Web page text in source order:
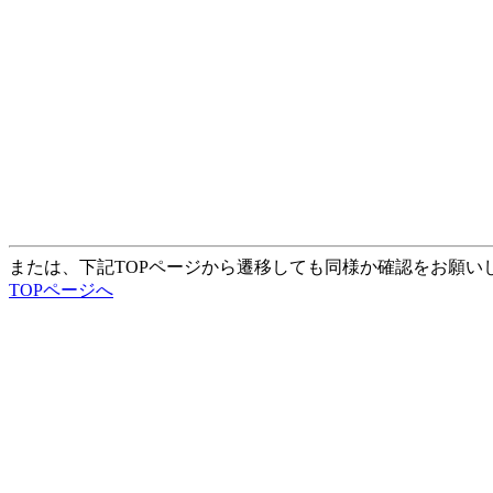
または、下記TOPページから遷移しても同様か確認をお願い
TOPページへ